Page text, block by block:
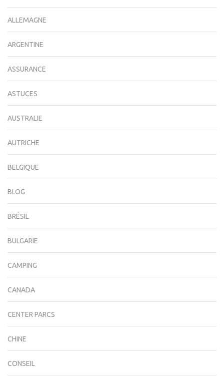
ALLEMAGNE
ARGENTINE
ASSURANCE
ASTUCES
AUSTRALIE
AUTRICHE
BELGIQUE
BLOG
BRÉSIL
BULGARIE
CAMPING
CANADA
CENTER PARCS
CHINE
CONSEIL